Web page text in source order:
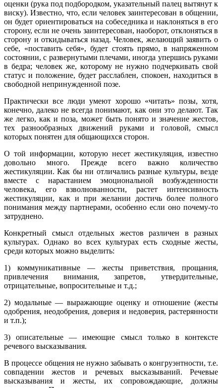
оценки (рука под подбородком, указательный палец вытянут к
виску). Известно, что, если человек заинтересован в общении,
он будет ориентироваться на собеседника и наклоняться в его
сторону, если не очень заинтересован, наоборот, отклоняться в
сторону и откидываться назад. Человек, желающий заявить о
себе, «поставить себя», будет стоять прямо, в напряженном
состоянии, с развернутыми плечами, иногда упершись руками
в бедра; человек же, которому не нужно подчеркивать свой
статус и положение, будет расслаблен, спокоен, находиться в
свободной непринужденной позе.
Практически все люди умеют хорошо «читать» позы, хотя,
конечно, далеко не всегда понимают, как они это делают. Так
же легко, как и поза, может быть понято и значение жестов,
тех разнообразных движений руками и головой, смысл
которых понятен для общающихся сторон.
О той информации, которую несет жестикуляция, известно
довольно много. Прежде всего важно количество
жестикуляции. Как бы ни отличались разные культуры, везде
вместе с нарастанием эмоциональной возбужденности
человека, его взволнованности, растет интенсивность
жестикуляции, как и при желании достичь более полного
понимания между партнерами, особенно если оно почему-то
затруднено.
Конкретный смысл отдельных жестов различен в разных
культурах. Однако во всех культурах есть сходные жесты,
среди которых можно выделить:
1) коммуникативные — жесты приветствия, прощания,
привлечения внимания, запретов, утвердительные,
отрицательные, вопросительные и т.д.;
2) модальные — выражающие оценку и отношение (жесты
одобрения, неодобрения, доверия и недоверия, растерянности
и т.п.);
3) описательные — имеющие смысл только в контексте
речевого высказывания.
В процессе общения не нужно забывать о конгруэнтности, т.е.
совпадении жестов и речевых высказываний. Речевые
высказывания и жесты, их сопровождающие, должны